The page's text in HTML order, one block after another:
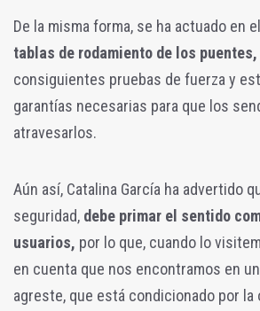
De la misma forma, se ha actuado en el
tablas de rodamiento de los puentes,
consiguientes pruebas de fuerza y
garantías necesarias para que los
atravesarlos.
Aún así, Catalina García ha advertido
seguridad, debe primar el sentido
usuarios, por lo que, cuando lo
en cuenta que nos encontramos en
agreste, que está condicionado por la